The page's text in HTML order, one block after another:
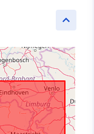
keyboard_arrow_up